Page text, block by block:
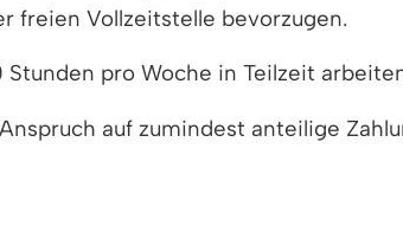
freien Vollzeitstelle bevorzugen.
pro Woche in Teilzeit
auf zumindest anteilige